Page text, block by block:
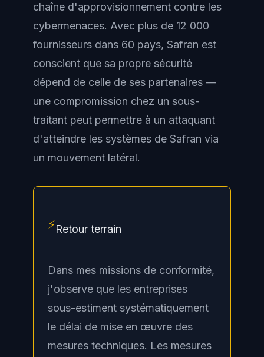
chaîne d'approvisionnement contre les
cybermenaces. Avec plus de 12 000
fournisseurs dans 60 pays, Safran est
conscient que sa propre sécurité
dépend de celle de ses partenaires —
une compromission chez un sous-
traitant peut permettre à un attaquant
d'atteindre les systèmes de Safran via
un mouvement latéral.
⚡Retour terrain
Dans mes missions de conformité,
j'observe que les entreprises
sous-estiment systématiquement
le délai de mise en œuvre des
mesures techniques. Les mesures